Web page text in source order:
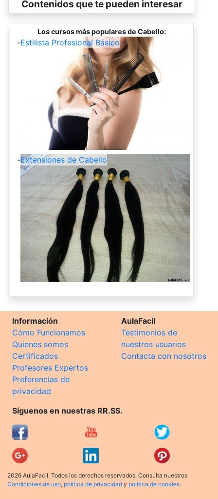
Contenidos que te pueden interesar
Los cursos más populares de Cabello:
-Estilista Profesional Básico
-Extensiones de Cabello
Información
Cómo Funcionamos
Quienes somos
Certificados
Profesores Expertos
Preferencias de
privacidad
AulaFacil
Testimonios de
nuestros usuarios
Contacta con nosotros
Síguenos en nuestras RR.SS.
2026 AulaFacil. Todos los derechos reservados. Consulta nuestros
Condiciones de uso, política de privacidad y política de cookies.